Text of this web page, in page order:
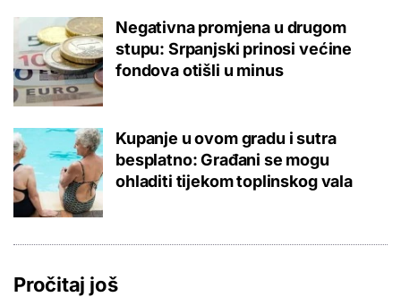
Negativna promjena u drugom
stupu: Srpanjski prinosi većine
fondova otišli u minus
Kupanje u ovom gradu i sutra
besplatno: Građani se mogu
ohladiti tijekom toplinskog vala
Pročitaj još